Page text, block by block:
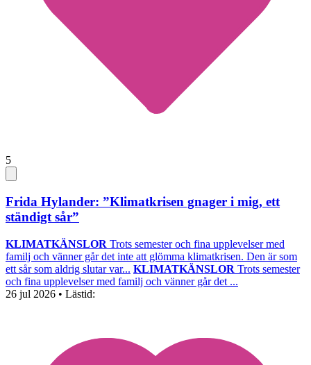
5
Frida Hylander: ”Klimatkrisen gnager i mig, ett
ständigt sår”
KLIMATKÄNSLOR Trots semester och fina upplevelser med
familj och vänner går det inte att glömma klimatkrisen. Den är som
ett sår som aldrig slutar var... KLIMATKÄNSLOR Trots semester
och fina upplevelser med familj och vänner går det ...
26 jul 2026 • Lästid: